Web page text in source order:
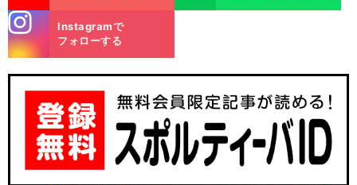
m
Instagramで
フォローする